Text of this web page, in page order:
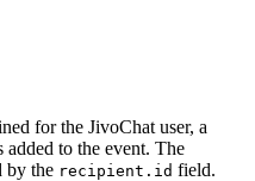
for the JivoChat user, a
to the event. The
by the recipient.id field.